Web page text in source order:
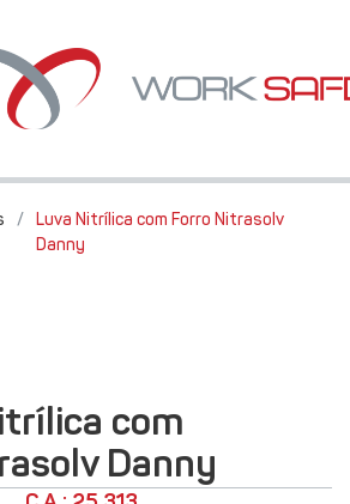
/
Luva Nitrílica com Forro Nitrasolv
Danny
com
Danny